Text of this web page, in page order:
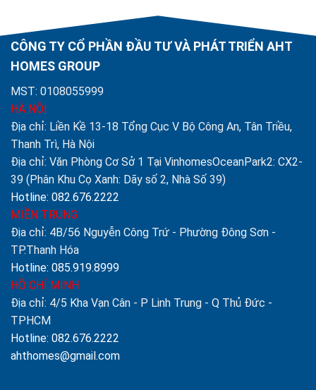
CÔNG TY CỔ PHẦN ĐẦU TƯ VÀ PHÁT TRIỂN AHT
HOMES GROUP
MST: 0108055999
HÀ NỘI
Địa chỉ: Liền Kề 13-18 Tổng Cục V Bộ Công An, Tân Triều,
Thanh Trì, Hà Nội
Địa chỉ: Văn Phòng Cơ Sở 1 Tại VinhomesOceanPark2: CX2-
39 (Phân Khu Cọ Xanh: Dãy số 2, Nhà Số 39)
Hotline: 082.676.2222
MIỀN TRUNG
Địa chỉ: 4B/56 Nguyễn Công Trứ - Phường Đông Sơn -
TP.Thanh Hóa
Hotline: 085.919.8999
HỒ CHÍ MINH
Địa chỉ: 4/5 Kha Vạn Cân - P Linh Trung - Q Thủ Đức -
TPHCM
Hotline: 082.676.2222
ahthomes@gmail.com